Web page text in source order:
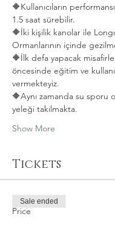
🔶️Kullanıcıların
1.5 saat sürebilir.
🔶️İki kişilik kanolar ile
Ormanlarının içinde
🔶️İlk defa yapacak
öncesinde eğitim ve
vermekteyiz.
🔶️Aynı zamanda su sporu
yeleği takılmakta.
Show More
Tickets
Price
Sale ended